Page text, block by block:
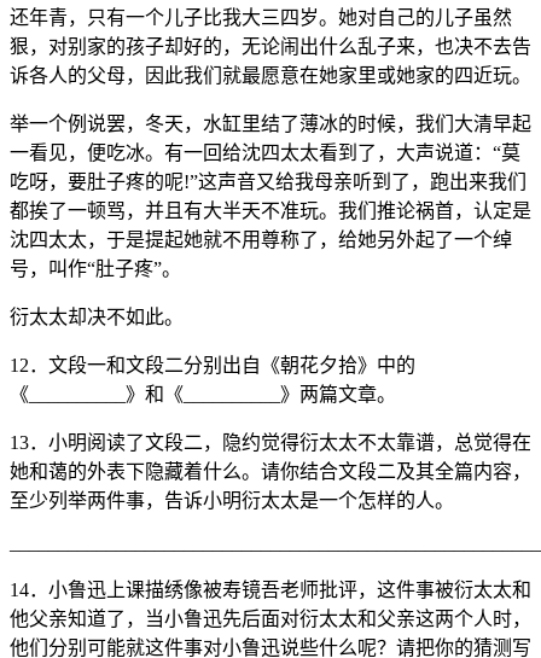
还年青，只有一个儿子比我大三四岁。她对自己的儿子虽然
狠，对别家的孩子却好的，无论闹出什么乱子来，也决不去告
诉各人的父母，因此我们就最愿意在她家里或她家的四近玩。
举一个例说罢，冬天，水缸里结了薄冰的时候，我们大清早起
一看见，便吃冰。有一回给沈四太太看到了，大声说道：“莫
吃呀，要肚子疼的呢!”这声音又给我母亲听到了，跑出来我们
都挨了一顿骂，并且有大半天不准玩。我们推论祸首，认定是
沈四太太，于是提起她就不用尊称了，给她另外起了一个绰
号，叫作“肚子疼”。
衍太太却决不如此。
12．文段一和文段二分别出自《朝花夕拾》中的
《__________》和《__________》两篇文章。
13．小明阅读了文段二，隐约觉得衍太太不太靠谱，总觉得在
她和蔼的外表下隐藏着什么。请你结合文段二及其全篇内容，
至少列举两件事，告诉小明衍太太是一个怎样的人。
14．小鲁迅上课描绣像被寿镜吾老师批评，这件事被衍太太和
他父亲知道了，当小鲁迅先后面对衍太太和父亲这两个人时，
他们分别可能就这件事对小鲁迅说些什么呢？请把你的猜测写